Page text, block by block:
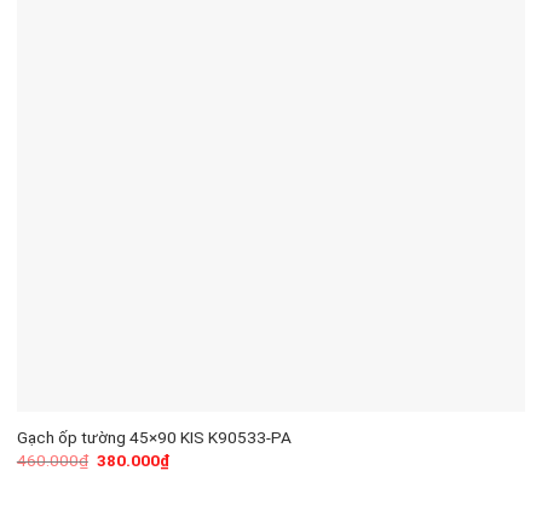
Gạch ốp tường 45×90 KIS K90533-PA
460.000₫ 380.000₫